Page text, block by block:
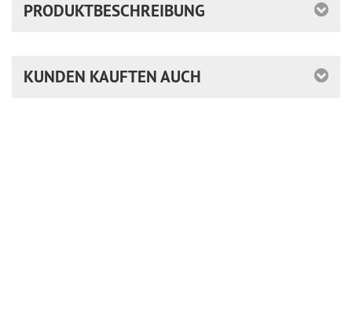
PRODUKTBESCHREIBUNG
KUNDEN KAUFTEN AUCH